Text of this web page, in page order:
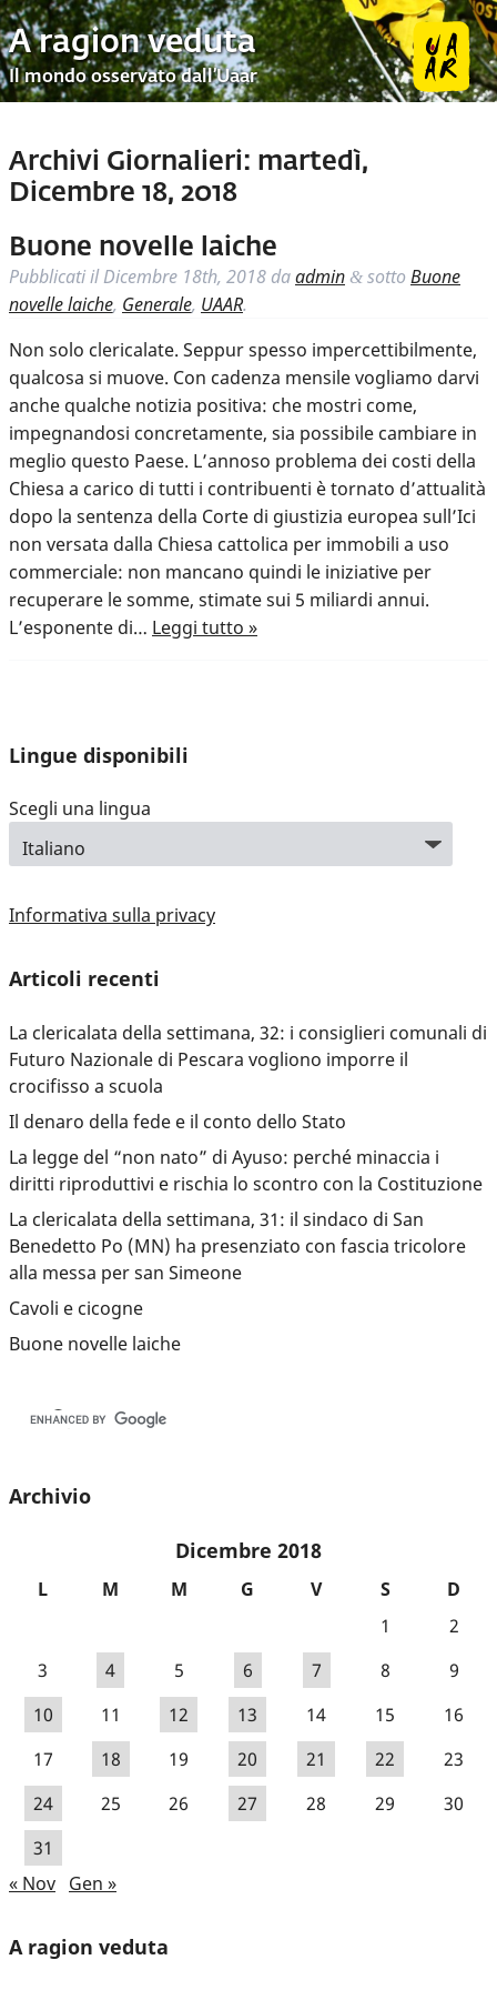
A ragion veduta
Il mondo osservato dall’Uaar
Archivi Giornalieri: martedì,
Dicembre 18, 2018
Buone novelle laiche
Pubblicati ilDicembre 18th, 2018 daadmin & sotto Buone
novelle laiche, Generale, UAAR.
Non solo clericalate. Seppur spesso impercettibilmente,
qualcosa si muove. Con cadenza mensile vogliamo darvi
anche qualche notizia positiva: che mostri come,
impegnandosi concretamente, sia possibile cambiare in
meglio questo Paese. L’annoso problema dei costi della
Chiesa a carico di tutti i contribuenti è tornato d’attualità
dopo la sentenza della Corte di giustizia europea sull’Ici
non versata dalla Chiesa cattolica per immobili a uso
commerciale: non mancano quindi le iniziative per
recuperare le somme, stimate sui 5 miliardi annui.
L’esponente di… Leggi tutto »
Lingue disponibili
Scegli una lingua
Informativa sulla privacy
Articoli recenti
La clericalata della settimana, 32: i consiglieri comunali di
Futuro Nazionale di Pescara vogliono imporre il
crocifisso a scuola
Il denaro della fede e il conto dello Stato
La legge del “non nato” di Ayuso: perché minaccia i
diritti riproduttivi e rischia lo scontro con la Costituzione
La clericalata della settimana, 31: il sindaco di San
Benedetto Po (MN) ha presenziato con fascia tricolore
alla messa per san Simeone
Cavoli e cicogne
Buone novelle laiche
Archivio
Dicembre 2018
L M M G V S
D
1
2
3
4 5 6 7 8
9
10
11 12 13 14 15
16
17
18 19 20 21 22
23
24
25 26 27 28 29
30
31
« Nov Gen »
A ragion veduta